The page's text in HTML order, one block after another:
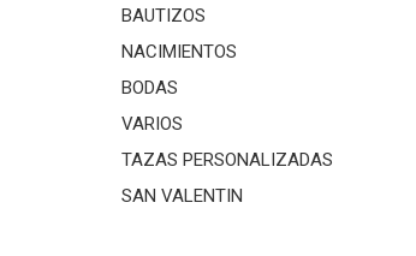
BAUTIZOS
NACIMIENTOS
BODAS
VARIOS
TAZAS PERSONALIZADAS
SAN VALENTIN